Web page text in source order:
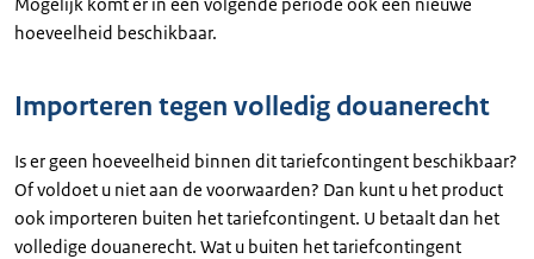
hoeveelheid beschikbaar.
Importeren tegen volledig douanerecht
Is er geen hoeveelheid binnen dit tariefcontingent beschikbaar?
Of voldoet u niet aan de voorwaarden? Dan kunt u het product
ook importeren buiten het tariefcontingent. U betaalt dan het
volledige douanerecht. Wat u buiten het tariefcontingent